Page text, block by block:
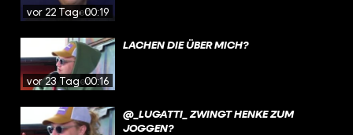
vor 22 Tagen00:19
vor 23 Tagen00:16
LACHEN DIE ÜBER MICH?
@_LUGATTI_ ZWINGT HENKE ZUM
JOGGEN?